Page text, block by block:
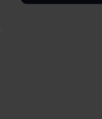
Stijn de Boer, Bedrijfsleider